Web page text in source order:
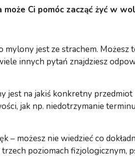
Ci pomóc zacząć żyć w
mylony jest ze strachem. Możesz
innych pytań znajdziesz
jest na jakiś konkretny przedmiot
jak np. niedotrzymanie
– możesz nie wiedzieć co
trzech poziomach fizjologicznym,